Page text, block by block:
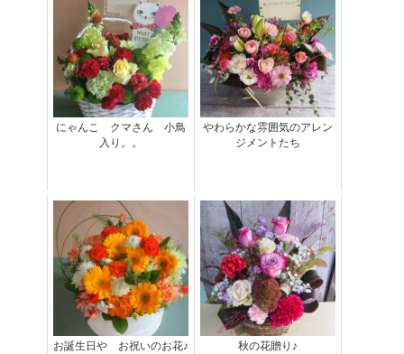
にゃんこ クマさん 小鳥
入り。。
やわらかな雰囲気のアレン
ジメントたち
お誕生日や お祝いのお花♪ 秋の花贈り♪